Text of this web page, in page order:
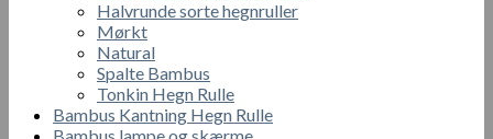
Halvrunde sorte hegnruller
Mørkt
Natural
Spalte Bambus
Tonkin Hegn Rulle
Bambus Kantning Hegn Rulle